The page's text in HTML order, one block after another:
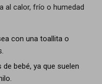
al calor, frío o humedad
con una toallita o
bebé, ya que suelen